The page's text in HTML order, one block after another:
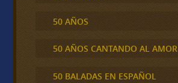
50 AÑOS
50 AÑOS CANTANDO AL AMOR
50 BALADAS EN ESPAÑOL